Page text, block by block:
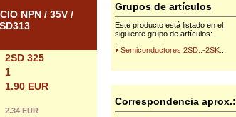
NPN / 35V /
2SD 325
1
1.90 EUR
2.34 EUR
Grupos de artículos
Este producto está listado en el
siguiente grupo de artículos:
Semiconductores 2SD..-2SK..
Correspondencia aprox.: